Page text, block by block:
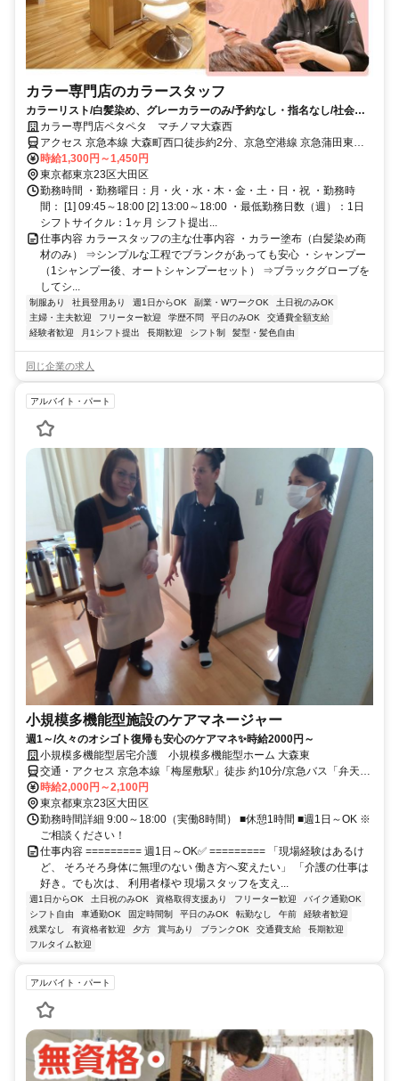
カラー専門店のカラースタッフ
カラーリスト/白髪染め、グレーカラーのみ/予約なし・指名なし/社会保
険完備カラー専門店ペタペタ マチノマ大森西
アクセス 京急本線 大森町西口徒歩約2分、京急空港線 京急蒲田東口
徒歩約21分、ＪＲ京浜東北線 大森（東京都）東口徒歩約26分 ・大森
駅(東口)→富士見橋(約10分) ・蒲田駅(東口)→富士見橋(約6分)
時給1,300円～1,450円
東京都東京23区大田区
勤務時間 ・勤務曜日：月・火・水・木・金・土・日・祝 ・勤務時
間： [1] 09:45～18:00 [2] 13:00～18:00 ・最低勤務日数（週）：1日
シフトサイクル：1ヶ月 シフト提出...
仕事内容 カラースタッフの主な仕事内容 ・カラー塗布（白髪染め商
材のみ） ⇒シンプルな工程でブランクがあっても安心 ・シャンプー
（1シャンプー後、オートシャンプーセット） ⇒ブラックグローブを
してシ...
制服あり 社員登用あり 週1日からOK 副業・WワークOK
土日祝のみOK
主婦・主夫歓迎
フリーター歓迎 学歴不問 平日のみOK
交通費全額支給
経験者歓迎
月1シフト提出 長期歓迎 シフト制 髪型・髪色自由
同じ企業の求人
アルバイト・パート
小規模多機能型施設のケアマネージャー
週1～/久々のオシゴト復帰も安心のケアマネ✨時給2000円～
小規模多機能型居宅介護 小規模多機能型ホーム 大森東
交通・アクセス 京急本線「梅屋敷駅」徒歩 約10分/京急バス「弁天神
社前」徒歩 約1分
時給2,000円～2,100円
東京都東京23区大田区
勤務時間詳細 9:00～18:00（実働8時間） ■休憩1時間 ■週1日～OK ※
ご相談ください！
仕事内容 ========= 週1日～OK✅ ========= 「現場経験はあるけ
ど、 そろそろ身体に無理のない 働き方へ変えたい」 「介護の仕事は
好き。でも次は、 利用者様や 現場スタッフを支え...
週1日からOK 土日祝のみOK 資格取得支援あり フリーター歓迎
バイク通勤OK
シフト自由
車通勤OK 固定時間制 平日のみOK 転勤なし 午前
経験者歓迎
残業なし
有資格者歓迎 夕方 賞与あり ブランクOK 交通費支給
長期歓迎
フルタイム歓迎
アルバイト・パート